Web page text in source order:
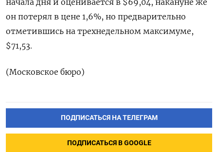
начала дня и оценивается в $69,04, накануне же
он потерял в цене 1,6%, но предварительно
отметившись на трехнедельном максимуме,
$71,53.
(Московское бюро)
ПОДПИСАТЬСЯ НА ТЕЛЕГРАМ
ПОДПИСАТЬСЯ В GOOGLE